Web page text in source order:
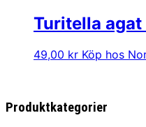
Turitella
49,00 kr Köp hos
Produktkategorier